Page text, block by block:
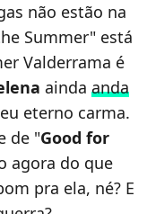
não estão na
Summer" está
Valderrama é
ainda anda
eterno carma.
de "Good for
agora do que
pra ela, né? E